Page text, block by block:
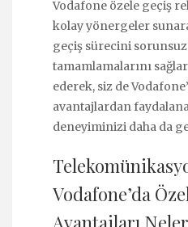
Vodafone özele geçiş
kolay yönergeler
geçiş sürecini
tamamlamalarını
ederek, siz de
avantajlardan
deneyiminizi daha da
Vodafone’da